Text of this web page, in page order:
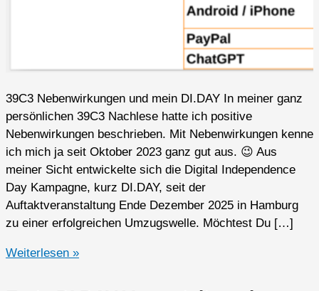
39C3 Nebenwirkungen und mein DI.DAY In meiner ganz
persönlichen 39C3 Nachlese hatte ich positive
Nebenwirkungen beschrieben. Mit Nebenwirkungen kenne
ich mich ja seit Oktober 2023 ganz gut aus. 😉 Aus
meiner Sicht entwickelte sich die Digital Independence
Day Kampagne, kurz DI.DAY, seit der
Auftaktveranstaltung Ende Dezember 2025 in Hamburg
zu einer erfolgreichen Umzugswelle. Möchtest Du […]
Bye
Weiterlesen »